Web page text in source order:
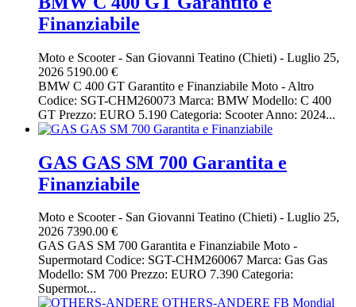
Finanziabile
Moto e Scooter- San Giovanni Teatino (Chieti) - Luglio 25,
2026 5190.00 €
BMW C 400 GT Garantito e Finanziabile Moto - Altro
Codice: SGT-CHM260073 Marca: BMW Modello: C 400
GT Prezzo: EURO 5.190 Categoria: Scooter Anno: 2024...
GAS GAS SM 700 Garantita e
Finanziabile
Moto e Scooter- San Giovanni Teatino (Chieti) - Luglio 25,
2026 7390.00 €
GAS GAS SM 700 Garantita e Finanziabile Moto -
Supermotard Codice: SGT-CHM260067 Marca: Gas Gas
Modello: SM 700 Prezzo: EURO 7.390 Categoria:
Supermot...